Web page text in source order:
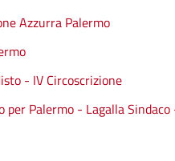
Azzurra Palermo
- IV Circoscrizione
per Palermo - Lagalla